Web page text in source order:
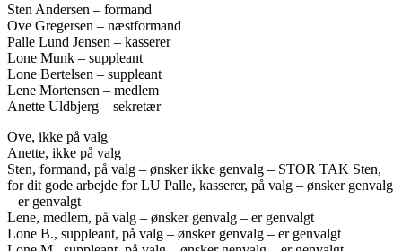
Sten Andersen – formand
Ove Gregersen – næstformand
Palle Lund Jensen – kasserer
Lone Munk – suppleant
Lone Bertelsen – suppleant
Lene Mortensen – medlem
Anette Uldbjerg – sekretær
Ove, ikke på valg
Anette, ikke på valg
Sten, formand, på valg – ønsker ikke genvalg – STOR TAK Sten,
for dit gode arbejde for LU Palle, kasserer, på valg – ønsker genvalg
– er genvalgt
Lene, medlem, på valg – ønsker genvalg – er genvalgt
Lone B., suppleant, på valg – ønsker genvalg – er genvalgt